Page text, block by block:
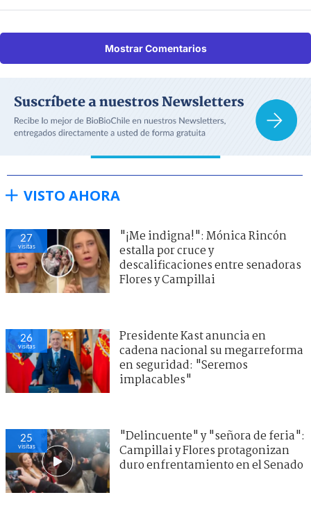
Mostrar Comentarios
VISTO AHORA
27
visitas
"¡Me indigna!": Mónica Rincón
estalla por cruce y
descalificaciones entre senadoras
Flores y Campillai
26
visitas
Presidente Kast anuncia en
cadena nacional su megarreforma
en seguridad: "Seremos
implacables"
25
visitas
"Delincuente" y "señora de feria":
Campillai y Flores protagonizan
duro enfrentamiento en el Senado